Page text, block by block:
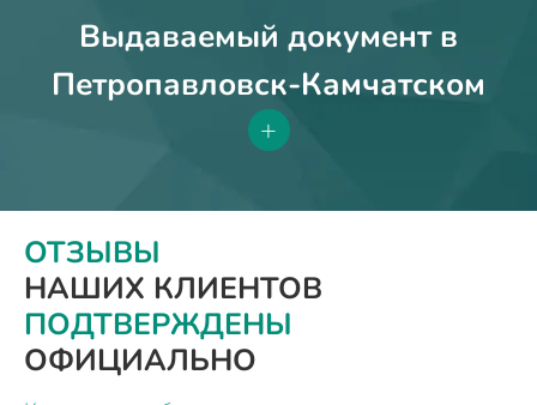
Выдаваемый документ в
Петропавловск-Камчатском
+
ОТЗЫВЫ
НАШИХ КЛИЕНТОВ
ПОДТВЕРЖДЕНЫ
ОФИЦИАЛЬНО